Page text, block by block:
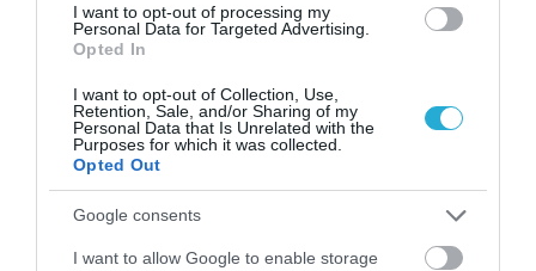
I want to opt-out of processing my
Personal Data for Targeted Advertising.
Opted In
I want to opt-out of Collection, Use,
Retention, Sale, and/or Sharing of my
Personal Data that Is Unrelated with the
Purposes for which it was collected.
Opted Out
Google consents
I want to allow Google to enable storage
Γ.Βρεττάκος στο pagenews.gr: «Το ΠΑΣΟΚ μπλοκάρει τη
Συνταγματική Αναθεώρηση και φορτώνει ευθύνες στη